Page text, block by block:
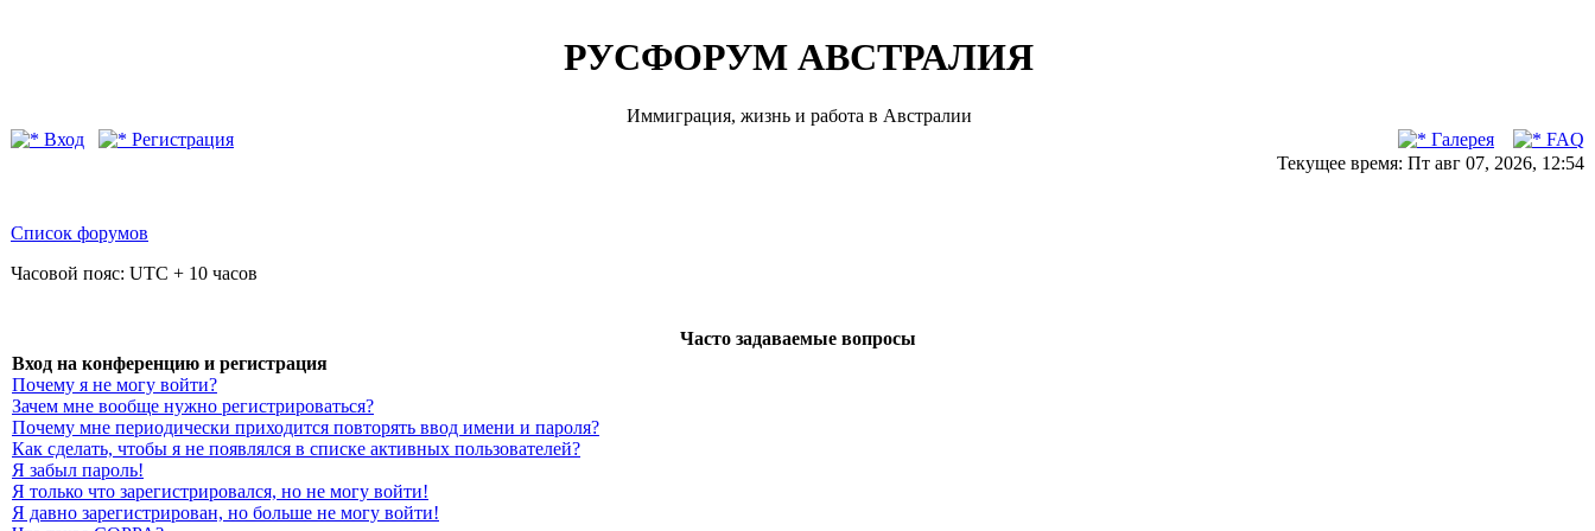
РУСФОРУМ АВСТРАЛИЯ
Иммиграция, жизнь и работа в Австралии
Вход
Регистрация Галерея
FAQ
Текущее время: Пт авг 07, 2026, 12:54
Список форумов
Часовой пояс: UTC + 10 часов
Часто задаваемые вопросы
Вход на конференцию и регистрация
Почему я не могу войти?
Зачем мне вообще нужно регистрироваться?
Почему мне периодически приходится повторять ввод имени и пароля?
Как сделать, чтобы я не появлялся в списке активных пользователей?
Я забыл пароль!
Я только что зарегистрировался, но не могу войти!
Я давно зарегистрирован, но больше не могу войти!